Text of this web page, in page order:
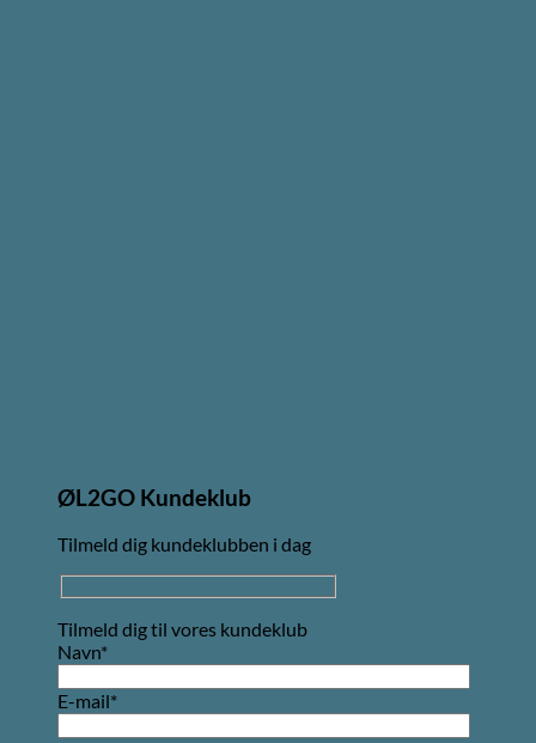
ØL2GO Kundeklub
Tilmeld dig kundeklubben i dag
Tilmeld dig til vores kundeklub
Navn*
E-mail*